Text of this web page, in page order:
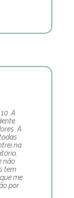
A
A
na
não
tem
me
por